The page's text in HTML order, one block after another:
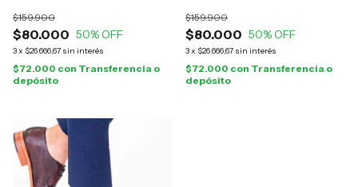
$80.000
$159.900
50% OFF
3x $26.666,67 sin interés
$72.000 con Transferencia o
depósito
$80.000
$159.900
50% OFF
3x $26.666,67 sin interés
$72.000 con Transferencia o
depósito